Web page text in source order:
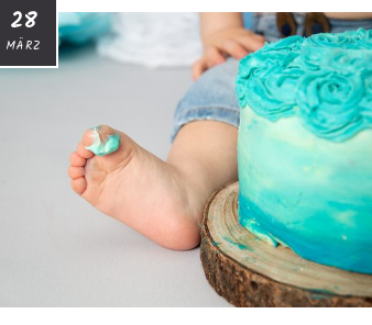
28
MÄRZ